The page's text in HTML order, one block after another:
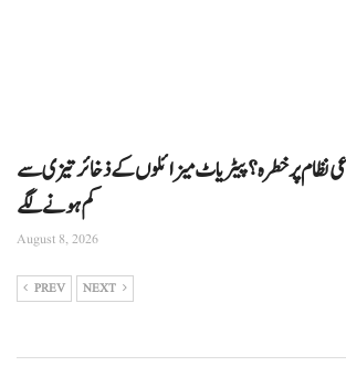
نظام پر خطرہ؟ پیٹریاٹ میزائلوں کے ذخائر تیزی سے
کم ہونے لگے
August 8, 2026
PREV NEXT